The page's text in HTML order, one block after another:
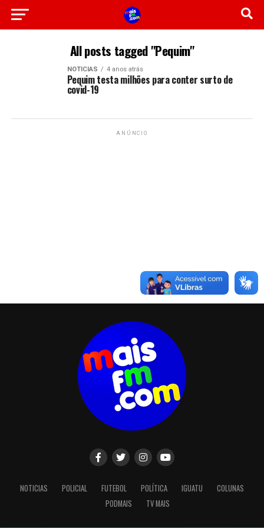
All posts tagged "Pequim"
NOTICIAS 4 anos atrás
Pequim testa milhões para conter surto de
covid-19
ANÚNCIO
NOTICIAS POLICIAL FUTEBOL POLÍTICA IGUATU
COLUNAS
PODMAIS
TV MAIS